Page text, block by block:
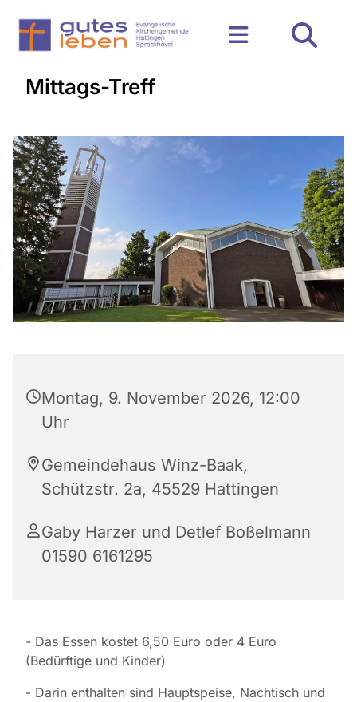
Mittags-Treff
Montag, 9. November 2026, 12:00
Uhr
Gemeindehaus Winz-Baak,
Schützstr. 2a, 45529 Hattingen
Gaby Harzer und Detlef Boßelmann
01590 6161295
- Das Essen kostet 6,50 Euro oder 4 Euro
(Bedürftige und Kinder)
- Darin enthalten sind Hauptspeise, Nachtisch und